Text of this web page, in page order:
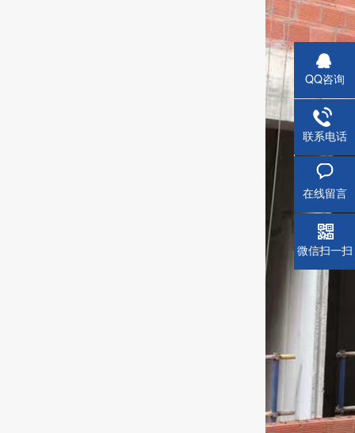
QQ咨询
联系电话
蒸压钢
在线留言
微信扫一扫